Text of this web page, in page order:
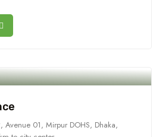
01, Mirpur DOHS, Dhaka,